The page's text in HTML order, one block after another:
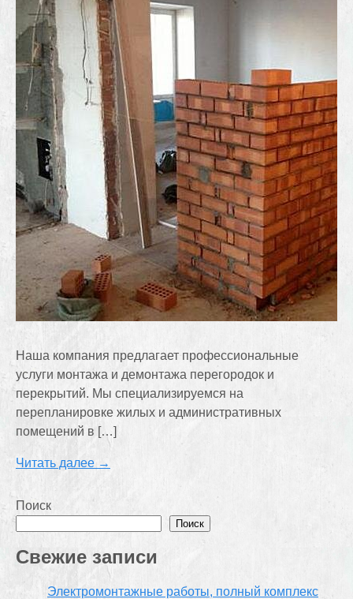
Наша компания предлагает профессиональные
услуги монтажа и демонтажа перегородок и
перекрытий. Мы специализируемся на
перепланировке жилых и административных
помещений в […]
Читать далее →
Поиск
Поиск
Свежие записи
Электромонтажные работы, полный комплекс